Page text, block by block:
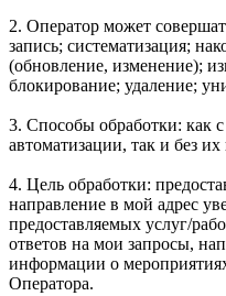
2. Оператор может
запись; систематизация;
(обновление, изменение);
блокирование; удаление;
3. Способы обработки: как
автоматизации, так и без их
4. Цель обработки:
направление в мой адрес
предоставляемых услуг/
ответов на мои запросы,
информации о
Оператора.